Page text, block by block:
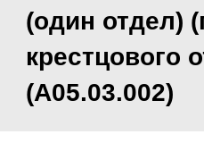
(один отдел)
крестцового
(А05.03.002)